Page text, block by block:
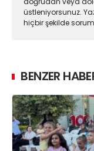
üstleniyorsunuz.
hiçbir şekilde
BENZER